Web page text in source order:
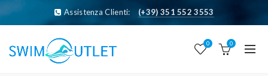
Assistenza Clienti: (+39) 351 552 3553
0 0